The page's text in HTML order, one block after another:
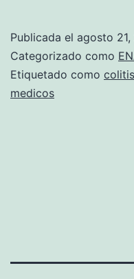
O
L
Publicada el agosto 21,
Categorizado como
Etiquetado como colitis
medicos